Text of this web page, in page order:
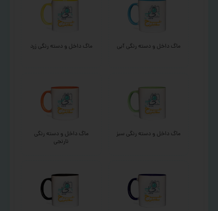
ماگ داخل و دسته رنگی آبی ماگ داخل و دسته رنگی زرد
ماگ داخل و دسته رنگی سبز
ماگ داخل و دسته رنگی
نارنجی